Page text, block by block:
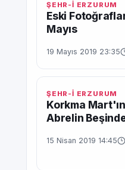
ŞEHR-İ ERZURUM
Eski
Mayıs
19 Mayıs 2019 23:35
ŞEHR-İ ERZURUM
Korkma
Abrelin
15 Nisan 2019 14:45